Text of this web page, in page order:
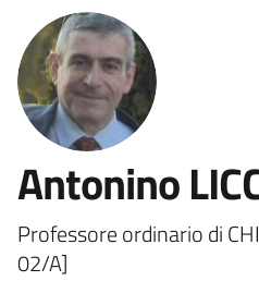
Antonino
Professore ordinario di
02/A]